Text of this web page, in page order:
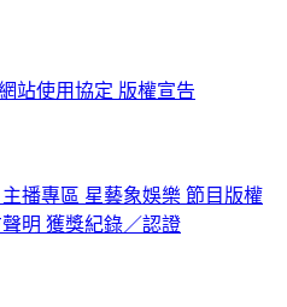
站使用協定 版權宣告
主播專區 星藝象娛樂 節目版權
明 獲獎紀錄／認證